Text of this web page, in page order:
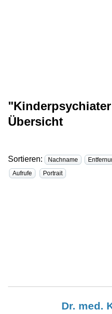
Übersicht
Sortieren: Nachname
Aufrufe
Portrait
Dr. med.